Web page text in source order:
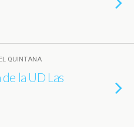
QUINTANA
la UD Las